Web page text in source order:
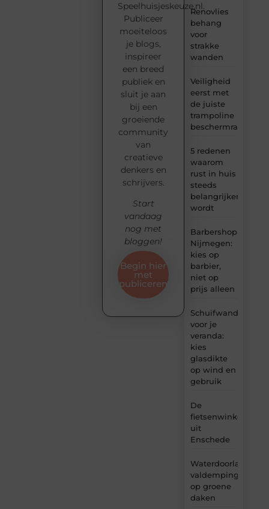
Renovlies
behang
voor
strakke
wanden
Veiligheid
eerst met
de juiste
trampoline
beschermrand
5 redenen
waarom
rust in huis
steeds
belangrijker
wordt
Barbershop
Nijmegen:
kies op
barbier,
niet op
prijs alleen
Schuifwand
voor je
veranda:
kies
glasdikte
op wind en
gebruik
De
fietsenwinkel
uit
Enschede
Waterdoorlatende
valdemping
op groene
daken
Speelhuisjeskeuze.nl.
Publiceer
moeiteloos
je blogs,
inspireer
een breed
publiek en
sluit je aan
bij een
groeiende
community
van
creatieve
denkers en
schrijvers.
Start
vandaag
nog met
bloggen!
Begin hier
met
publiceren